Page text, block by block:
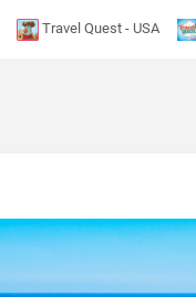
Travel Quest - USA